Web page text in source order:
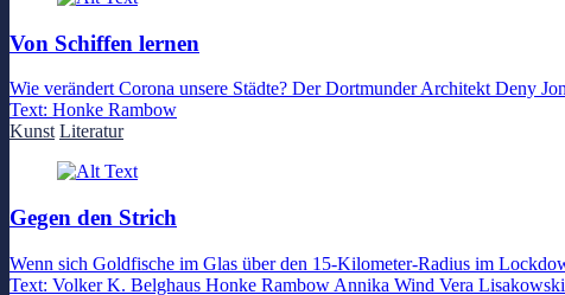
Von Schiffen lernen
Wie verändert Corona unsere Städte? Der Dortmunder Architekt Deny
Text: Honke Rambow
Kunst Literatur
Gegen den Strich
Wenn sich Goldfische im Glas über den 15-Kilometer-Radius im
Text: Volker K. Belghaus Honke Rambow Annika Wind Vera Lisakowski